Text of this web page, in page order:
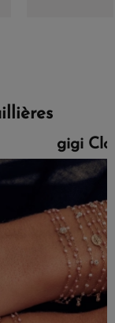
gigi